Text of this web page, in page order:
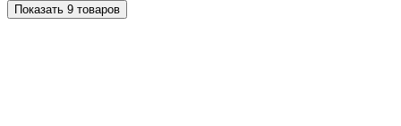
Показать 9 товаров